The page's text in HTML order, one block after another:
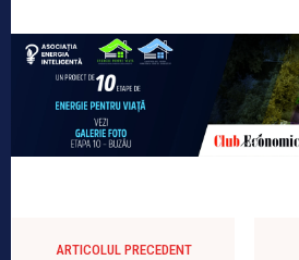
ARTICOLUL PRECEDENT